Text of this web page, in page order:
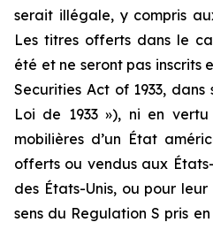
serait illégale, y compris
Les titres offerts dans le
été et ne seront pas inscrits
Securities Act of 1933,
Loi de 1933 »), ni en
mobilières d’un État
offerts ou vendus aux
des États-Unis, ou pour
sens du Regulation S pris